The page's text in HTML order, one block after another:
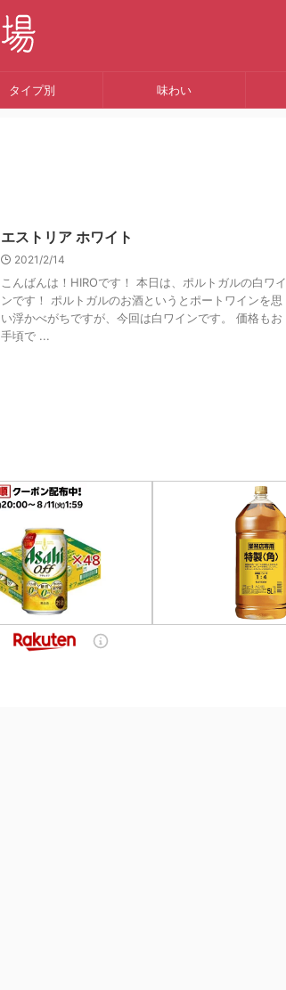
タイプ別 味わい
エストリア ホワイト
2021/2/14
こんばんは！HIROです！ 本日は、ポルトガルの白ワイ
ンです！ ポルトガルのお酒というとポートワインを思
い浮かべがちですが、今回は白ワインです。 価格もお
手頃で ...